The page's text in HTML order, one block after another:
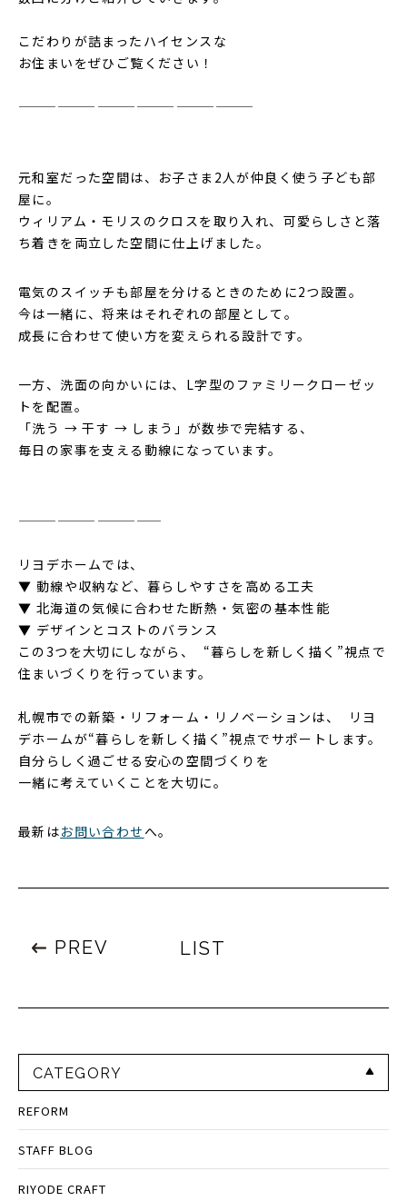
こだわりが詰まったハイセンスな
お住まいをぜひご覧ください！
——————————————————
元和室だった空間は、お子さま2人が仲良く使う子ども部
屋に。
ウィリアム・モリスのクロスを取り入れ、可愛らしさと落
ち着きを両立した空間に仕上げました。
電気のスイッチも部屋を分けるときのために2つ設置。
今は一緒に、将来はそれぞれの部屋として。
成長に合わせて使い方を変えられる設計です。
一方、洗面の向かいには、L字型のファミリークローゼッ
トを配置。
「洗う → 干す → しまう」が数歩で完結する、
毎日の家事を支える動線になっています。
———————————
リヨデホームでは、
▼ 動線や収納など、暮らしやすさを高める工夫
▼ 北海道の気候に合わせた断熱・気密の基本性能
▼ デザインとコストのバランス
この3つを大切にしながら、 “暮らしを新しく描く”視点で
住まいづくりを行っています。
札幌市での新築・リフォーム・リノベーションは、 リヨ
デホームが“暮らしを新しく描く”視点でサポートします。
自分らしく過ごせる安心の空間づくりを
一緒に考えていくことを大切に。
最新はお問い合わせ へ。
PREV LIST
CATEGORY
REFORM
STAFF BLOG
RIYODE CRAFT